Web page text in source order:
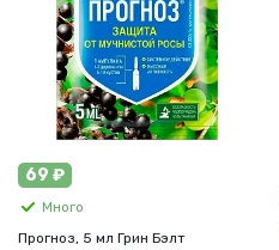
69 ₽
Много
Прогноз, 5 мл Грин Бэлт